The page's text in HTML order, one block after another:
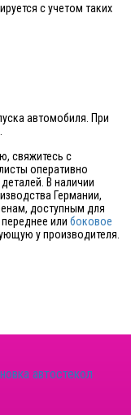
с учетом таких
автомобиля. При
свяжитесь с
оперативно
В наличии
Германии,
доступным для
или боковое
у производителя.